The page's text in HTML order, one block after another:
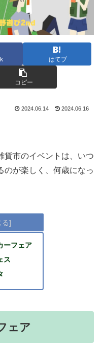
はてブ
コピー
2024.06.14 2024.06.16
貨市のイベントは、いつ
のが楽しく、何歳になっ
ーフェア
ス
ェア